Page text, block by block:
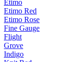
Etimo
Etimo Red
Etimo Rose
Fine Gauge
Flight
Grove
Indigo